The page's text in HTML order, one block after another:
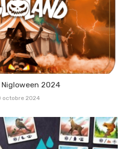
Nigloween 2024
octobre 2024